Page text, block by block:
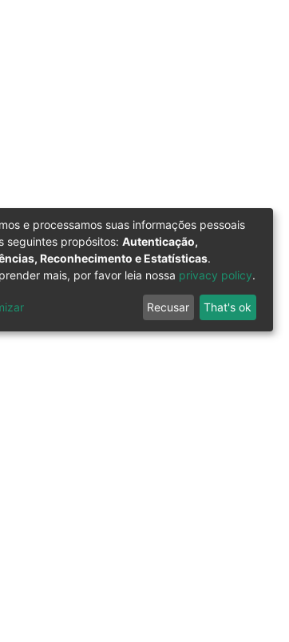
e processamos suas informações pessoais
seguintes propósitos: Autenticação,
Reconhecimento e Estatísticas.
mais, por favor leia nossa privacy policy.
Recusar That's ok